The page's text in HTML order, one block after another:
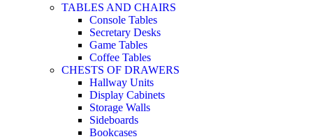
TABLES AND CHAIRS
Console Tables
Secretary Desks
Game Tables
Coffee Tables
CHESTS OF DRAWERS
Hallway Units
Display Cabinets
Storage Walls
Sideboards
Bookcases